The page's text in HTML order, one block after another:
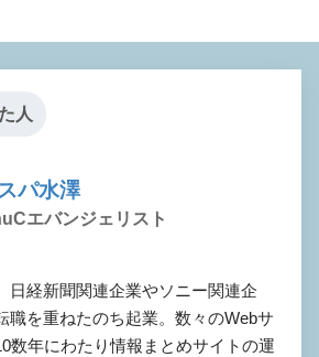
人
パ水澤
エバンジェリスト
日経新聞関連企業やソニー関連企
職を重ねたのち起業。数々のWebサ
数年にわたり情報まとめサイトの運